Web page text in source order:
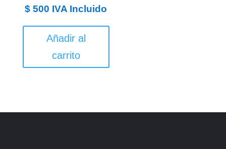
$ 500 IVA Incluido
Añadir al
carrito